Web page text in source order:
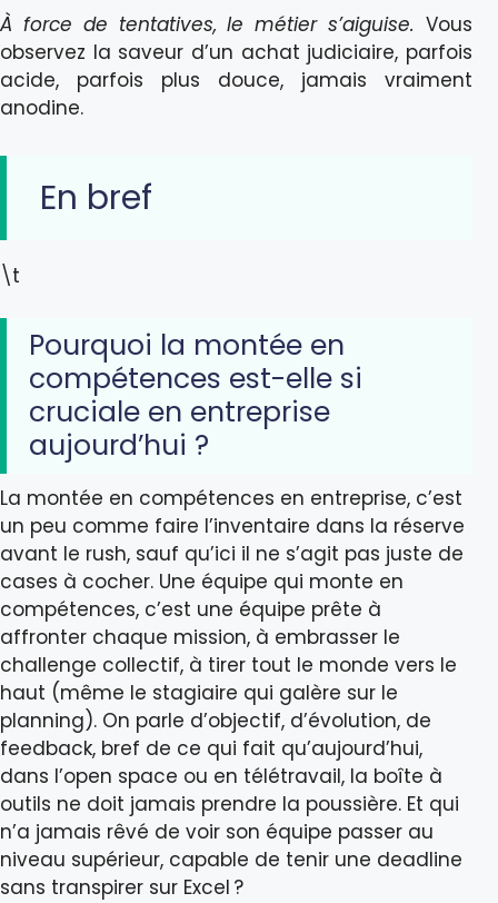
À force de tentatives, le métier s’aiguise. Vous
observez la saveur d’un achat judiciaire, parfois
acide, parfois plus douce, jamais vraiment
anodine.
En bref
\t
Pourquoi la montée en
compétences est-elle si
cruciale en entreprise
aujourd’hui ?
La montée en compétences en entreprise, c’est
un peu comme faire l’inventaire dans la réserve
avant le rush, sauf qu’ici il ne s’agit pas juste de
cases à cocher. Une équipe qui monte en
compétences, c’est une équipe prête à
affronter chaque mission, à embrasser le
challenge collectif, à tirer tout le monde vers le
haut (même le stagiaire qui galère sur le
planning). On parle d’objectif, d’évolution, de
feedback, bref de ce qui fait qu’aujourd’hui,
dans l’open space ou en télétravail, la boîte à
outils ne doit jamais prendre la poussière. Et qui
n’a jamais rêvé de voir son équipe passer au
niveau supérieur, capable de tenir une deadline
sans transpirer sur Excel ?